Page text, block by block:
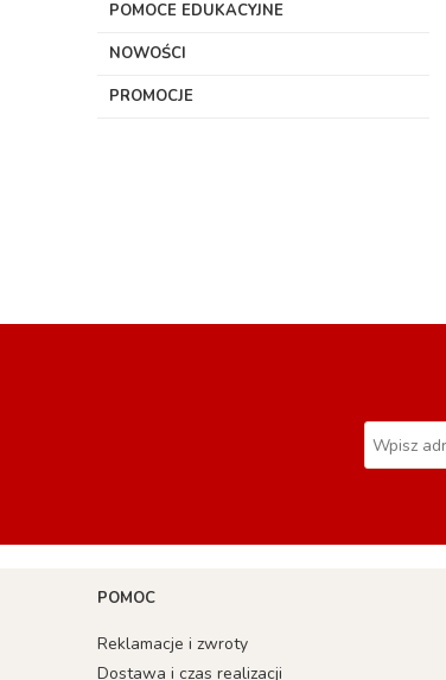
POMOCE EDUKACYJNE
NOWOŚCI
PROMOCJE
POMOC
Reklamacje i zwroty
Dostawa i czas realizacji